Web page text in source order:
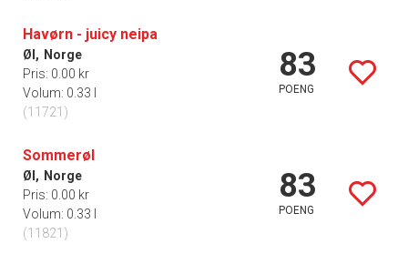
Havørn - juicy neipa
Øl, Norge
Pris: 0.00 kr
Volum: 0.33 l
(11721)
83
POENG
Sommerøl
Øl, Norge
Pris: 0.00 kr
Volum: 0.33 l
(11821)
83
POENG